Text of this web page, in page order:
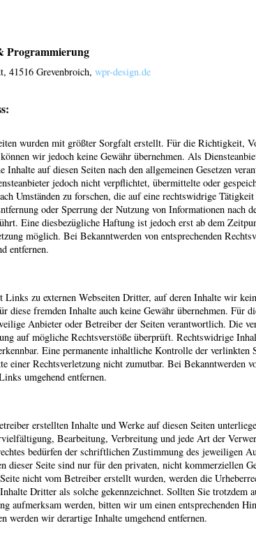
Programmierung
41516 Grevenbroich, wpr-design.de
wurden mit größter Sorgfalt erstellt. Für die Richtigkeit,
wir jedoch keine Gewähr übernehmen. Als
auf diesen Seiten nach den allgemeinen Gesetzen
jedoch nicht verpflichtet, übermittelte oder
Umständen zu forschen, die auf eine rechtswidrige
oder Sperrung der Nutzung von Informationen nach
Eine diesbezügliche Haftung ist jedoch erst ab dem
möglich. Bei Bekanntwerden von entsprechenden
entfernen.
Links zu externen Webseiten Dritter, auf deren Inhalte wir
diese fremden Inhalte auch keine Gewähr übernehmen. Für
Anbieter oder Betreiber der Seiten verantwortlich. Die
auf mögliche Rechtsverstöße überprüft. Rechtswidrige
Eine permanente inhaltliche Kontrolle der verlinkten
einer Rechtsverletzung nicht zumutbar. Bei Bekanntwerden
umgehend entfernen.
erstellten Inhalte und Werke auf diesen Seiten
Bearbeitung, Verbreitung und jede Art der
bedürfen der schriftlichen Zustimmung des jeweiligen
dieser Seite sind nur für den privaten, nicht kommerziellen
nicht vom Betreiber erstellt wurden, werden die
Dritter als solche gekennzeichnet. Sollten Sie trotzdem
aufmerksam werden, bitten wir um einen entsprechenden
werden wir derartige Inhalte umgehend entfernen.